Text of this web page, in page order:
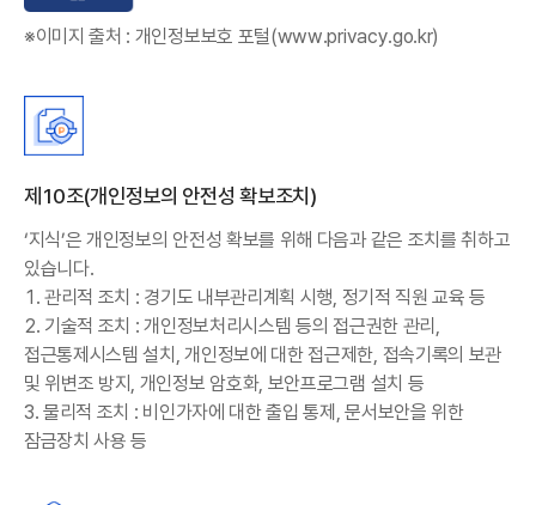
※이미지 출처 : 개인정보보호 포털(www.privacy.go.kr)
제10조(개인정보의 안전성 확보조치)
‘지식’은 개인정보의 안전성 확보를 위해 다음과 같은 조치를 취하고
있습니다.
1. 관리적 조치 : 경기도 내부관리계획 시행, 정기적 직원 교육 등
2. 기술적 조치 : 개인정보처리시스템 등의 접근권한 관리,
접근통제시스템 설치, 개인정보에 대한 접근제한, 접속기록의 보관
및 위변조 방지, 개인정보 암호화, 보안프로그램 설치 등
3. 물리적 조치 : 비인가자에 대한 출입 통제, 문서보안을 위한
잠금장치 사용 등